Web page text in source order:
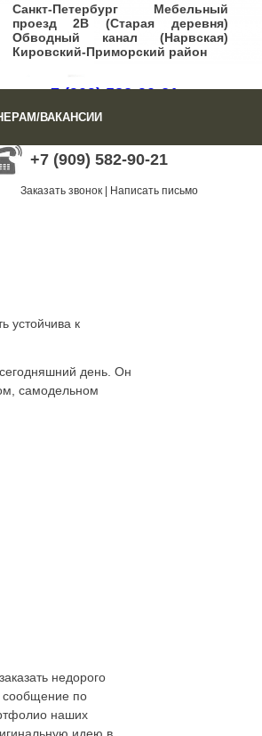
Санкт-Петербург Мебельный
проезд 2В (Старая деревня)
Обводный канал (Нарвская)
Кировский-Приморский район
+7 (909) 582-90-21
звонок|Написать письмо
+7 (909) 582-90-21
Заказать звонок Написать письмо
ВАКАНСИИ
устойчива к
день. Он
самодельном
недорого
сообщение по
наших